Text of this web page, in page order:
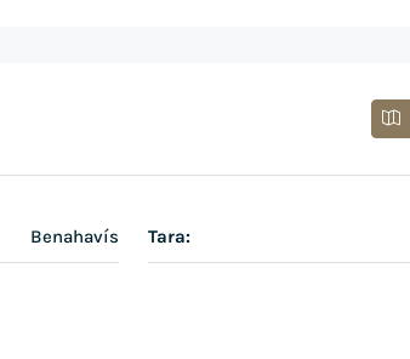
Benahavís Tara: